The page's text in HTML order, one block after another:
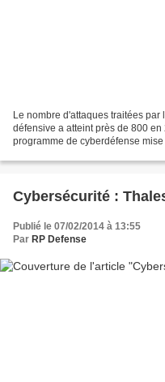
Le nombre d'attaques traitées
défensive a atteint près de 800
programme de cyberdéfense
Cybersécurité :
Publié le 07/02/2014 à 13:55
Par RP Defense